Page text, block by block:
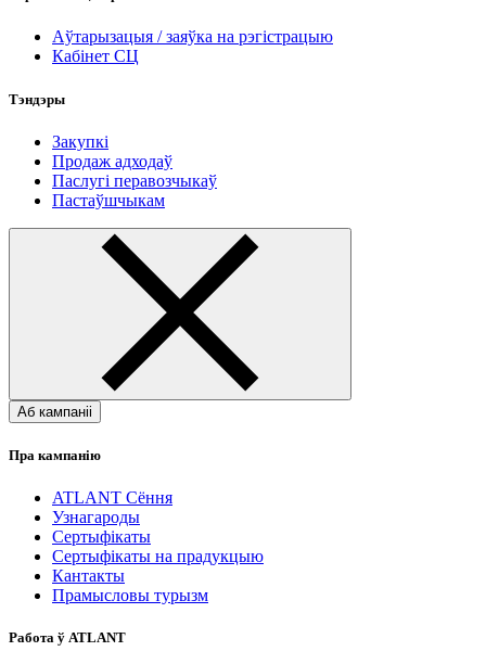
Аўтарызацыя / заяўка на рэгістрацыю
Кабінет СЦ
Тэндэры
Закупкі
Продаж адходаў
Паслугі перавозчыкаў
Пастаўшчыкам
Аб кампаніі
Пра кампанію
ATLANT Сёння
Узнагароды
Сертыфікаты
Сертыфікаты на прадукцыю
Кантакты
Прамысловы турызм
Работа ў ATLANT